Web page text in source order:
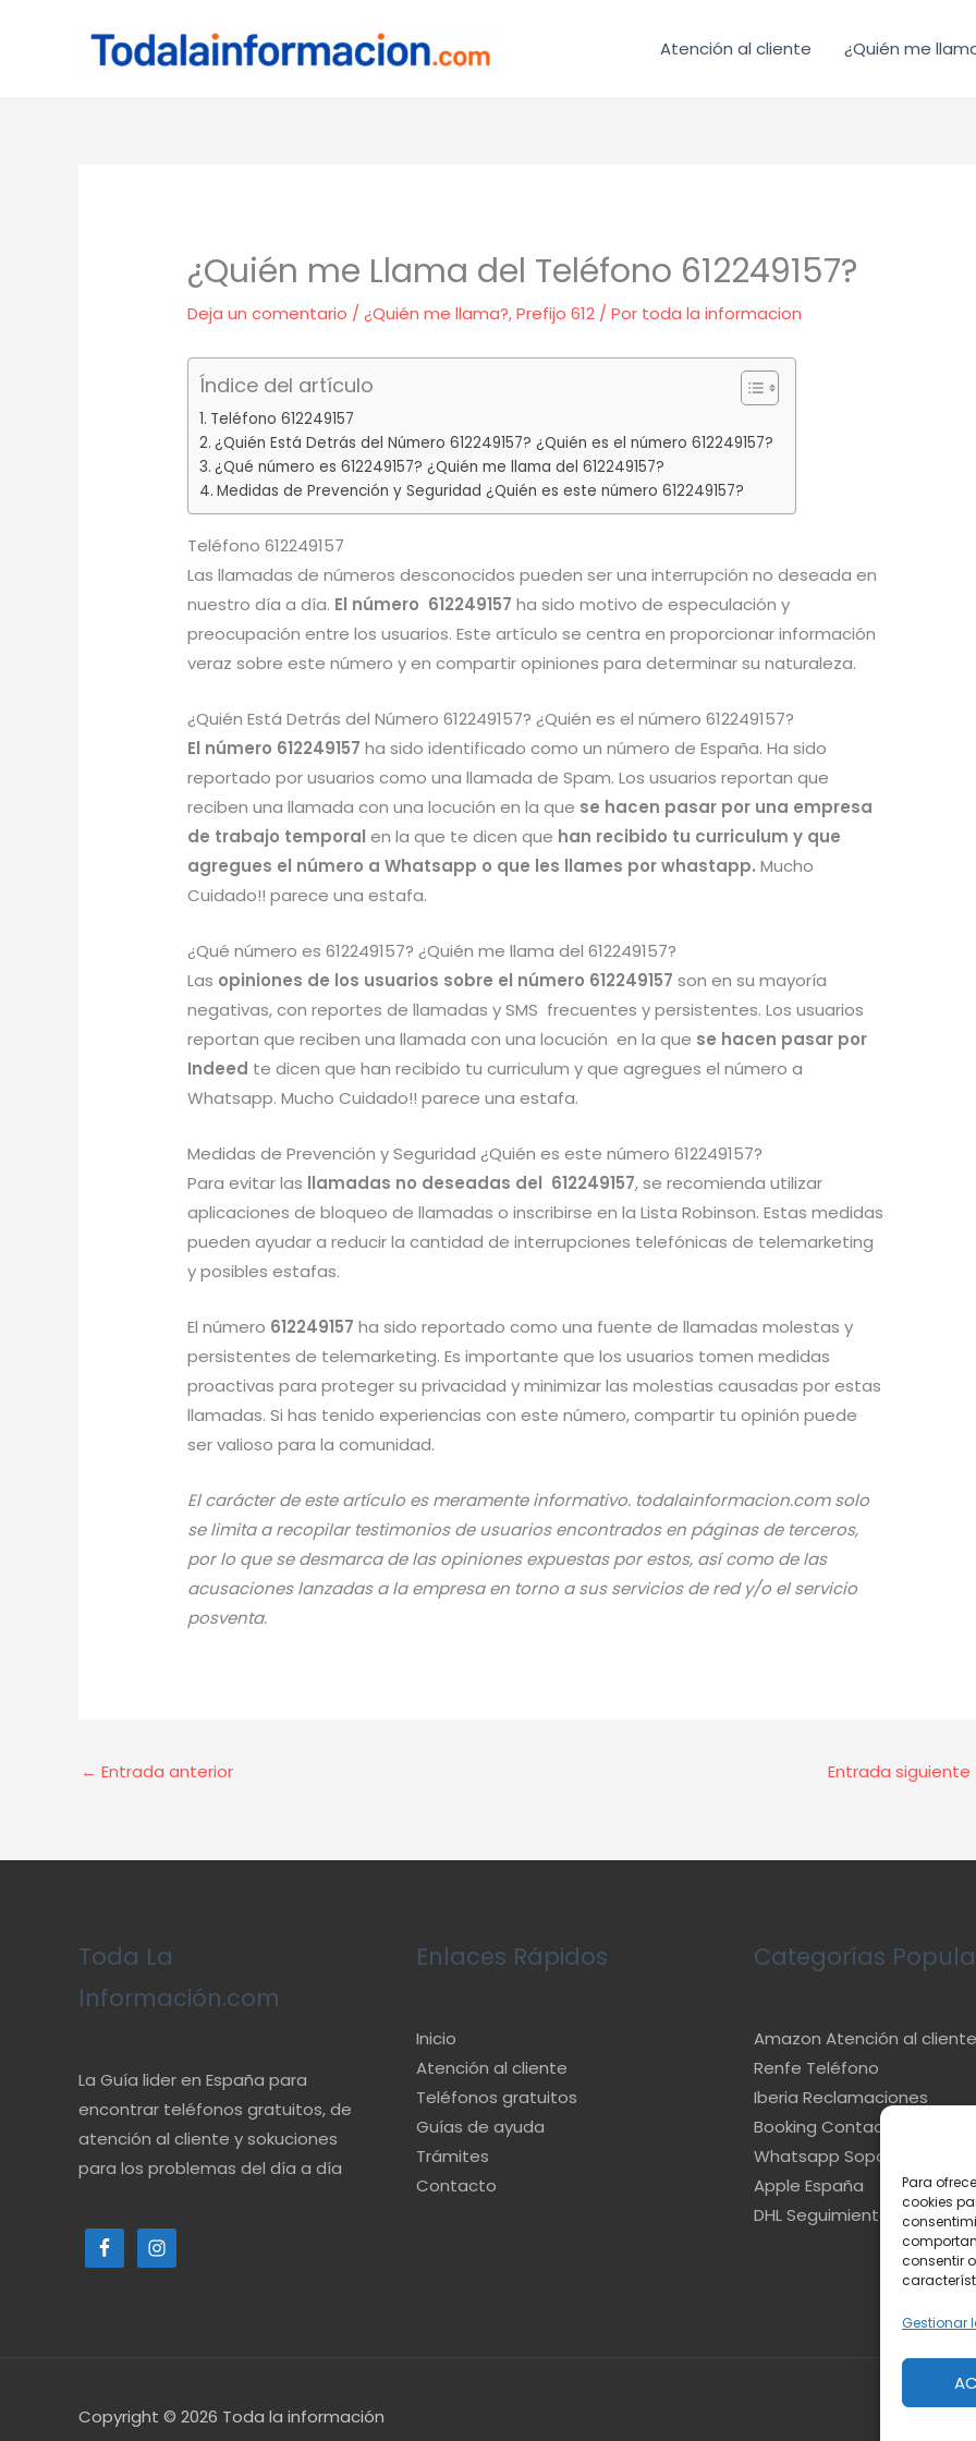
Para
cookies
consentir
Gestionar
Atención al cliente ¿Quién me
¿Quién me Llama del Teléfono 612249157?
Deja un comentario /¿Quién me llama?,Prefijo 612 / Por toda la informacion
Índice del artículo
Teléfono 612249157
¿Quién Está Detrás del Número 612249157? ¿Quién es el número 612249157?
¿Qué número es 612249157? ¿Quién me llama del 612249157?
Medidas de Prevención y Seguridad ¿Quién es este número 612249157?
Teléfono 612249157
Las llamadas de números desconocidos pueden ser una interrupción no deseada en
nuestro día a día. El número 612249157ha sido motivo de especulación y
preocupación entre los usuarios. Este artículo se centra en proporcionar información
veraz sobre este número y en compartir opiniones para determinar su naturaleza.
¿Quién Está Detrás del Número 612249157? ¿Quién es el número 612249157?
El número 612249157ha sido identificado como un número de España. Ha sido
reportado por usuarios como una llamada de Spam. Los usuarios reportan que
reciben una llamada con una locución en la que se hacen pasar por una empresa
de trabajo temporalen la que te dicen que han recibido tu curriculum y que
agregues el número a Whatsapp o que les llames por whastapp.Mucho
Cuidado!! parece una estafa.
¿Qué número es 612249157? ¿Quién me llama del 612249157?
Las opiniones de los usuarios sobre el número 612249157son en su mayoría
negativas, con reportes de llamadas y SMS frecuentes y persistentes. Los usuarios
reportan que reciben una llamada con una locución en la que se hacen pasar por
Indeed te dicen que han recibido tu curriculum y que agregues el número a
Whatsapp. Mucho Cuidado!! parece una estafa.
Medidas de Prevención y Seguridad ¿Quién es este número 612249157?
Para evitar las llamadas no deseadas del 612249157, se recomienda utilizar
aplicaciones de bloqueo de llamadas o inscribirse en la Lista Robinson. Estas medidas
pueden ayudar a reducir la cantidad de interrupciones telefónicas de telemarketing
y posibles estafas.
El número 612249157 ha sido reportado como una fuente de llamadas molestas y
persistentes de telemarketing. Es importante que los usuarios tomen medidas
proactivas para proteger su privacidad y minimizar las molestias causadas por estas
llamadas. Si has tenido experiencias con este número, compartir tu opinión puede
ser valioso para la comunidad.
El carácter de este artículo es meramente informativo. todalainformacion.com solo
se limita a recopilar testimonios de usuarios encontrados en páginas de terceros,
por lo que se desmarca de las opiniones expuestas por estos, así como de las
acusaciones lanzadas a la empresa en torno a sus servicios de red y/o el servicio
posventa.
← Entrada anterior Entrada siguiente
Toda La
Información.com
La Guía lider en España para
encontrar teléfonos gratuitos, de
atención al cliente y sokuciones
para los problemas del día a día
Enlaces Rápidos
Inicio
Atención al cliente
Teléfonos gratuitos
Guías de ayuda
Trámites
Contacto
Categorías
Amazon Atención al cliente
Renfe Teléfono
Iberia Reclamaciones
Booking Contacto
Whatsapp Soporte
Apple España
DHL Seguimiento
Copyright © 2026 Toda la información